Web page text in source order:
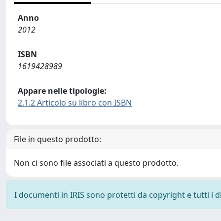
Anno
2012
ISBN
1619428989
Appare nelle tipologie:
2.1.2 Articolo su libro con ISBN
File in questo prodotto:
Non ci sono file associati a questo prodotto.
I documenti in IRIS sono protetti da copyright e tutti i